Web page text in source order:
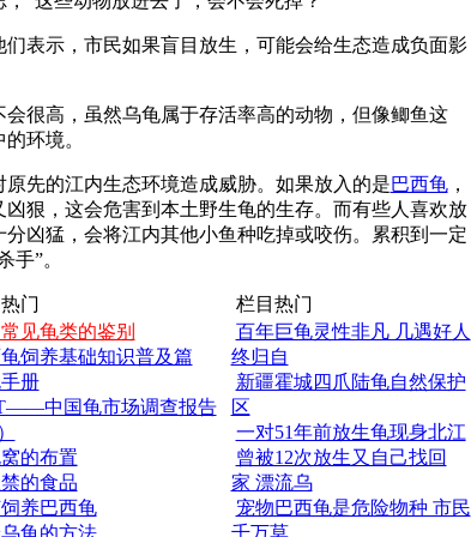
示，市民如果盲目放生，可能会给生态造成负面影
高，虽然乌龟属于存活率高的动物，但像鲫鱼这
环境。
的江内生态环境造成威胁。如果放入的是巴西龟，
狠，这会危害到本土野生龟的生存。而有些人喜欢放
凶猛，会将江内其他小鱼种吃掉或咬伤。累积到一定
手”。
门
见龟类的鉴别
饲养基础知识普及篇
册
中国龟市场调查报告
的布置
的食品
养巴西龟
龟的方法
栏目热门
百年巨龟灵性非凡 几遇好人
终归自
新疆霍城四爪陆龟自然保护
区
一对51年前放生龟现身北江
曾被12次放生又自己找回
家 漂流乌
宠物巴西龟是危险物种 市民
千万莫